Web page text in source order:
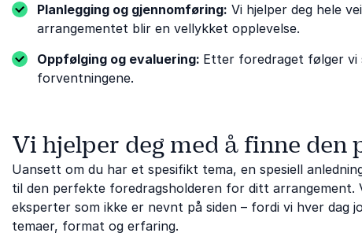
Planlegging og gjennomføring: Vi hjelper deg hele
arrangementet blir en vellykket opplevelse.
Oppfølging og evaluering: Etter foredraget følger vi
forventningene.
Vi hjelper deg med å finne
Uansett om du har et spesifikt tema, en spesiell
til den perfekte foredragsholderen for ditt arrangement.
eksperter som ikke er nevnt på siden – fordi vi hver
temaer, format og erfaring.